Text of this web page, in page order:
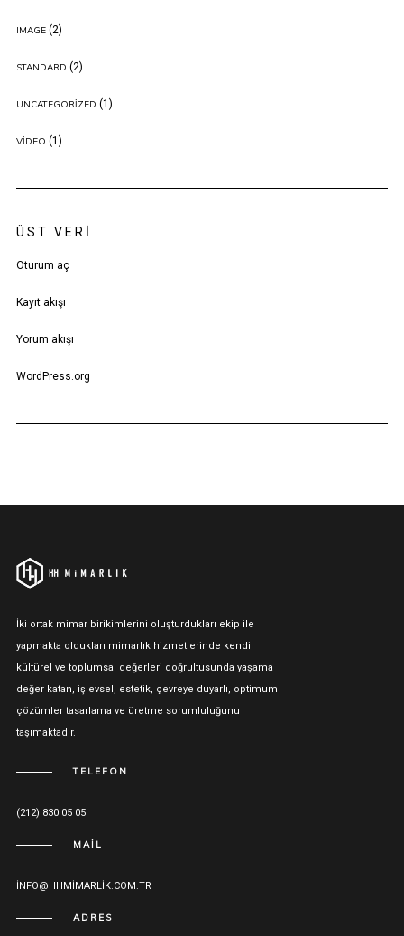
IMAGE(2)
STANDARD (2)
UNCATEGORIZED (1)
VIDEO (1)
ÜST VERI
Oturum aç
Kayıt akışı
Yorum akışı
WordPress.org
İki ortak mimar birikimlerini oluşturdukları ekip ile
yapmakta oldukları mimarlık hizmetlerinde kendi
kültürel ve toplumsal değerleri doğrultusunda yaşama
değer katan, işlevsel, estetik, çevreye duyarlı, optimum
çözümler tasarlama ve üretme sorumluluğunu
taşımaktadır.
TELEFON
(212) 830 05 05
MAIL
INFO@HHMIMARLIK.COM.TR
ADRES